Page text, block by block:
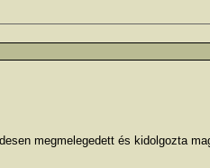
megmelegedett és kidolgozta